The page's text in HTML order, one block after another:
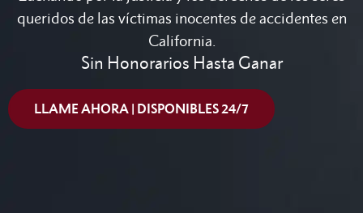
queridos de las víctimas inocentes de accidentes en
California.
Sin Honorarios Hasta Ganar
LLAME AHORA | DISPONIBLES 24/7